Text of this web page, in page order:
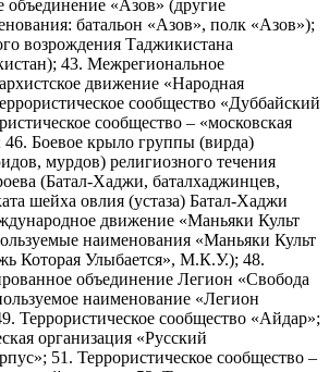
объединение «Азов» (другие
батальон «Азов», полк «Азов»);
возрождения Таджикистана
43. Межрегиональное
движение «Народная
сообщество «Дуббайский
сообщество – «московская
Боевое крыло группы (вирда)
мурдов) религиозного течения
(Батал-Хаджи, баталхаджинцев,
шейха овлия (устаза) Батал-Хаджи
движение «Маньяки Культ
наименования «Маньяки Культ
Которая Улыбается», М.К.У.); 48.
объединение Легион «Свобода
наименование «Легион
Террористическое сообщество «Айдар»;
организация «Русский
51. Террористическое сообщество –